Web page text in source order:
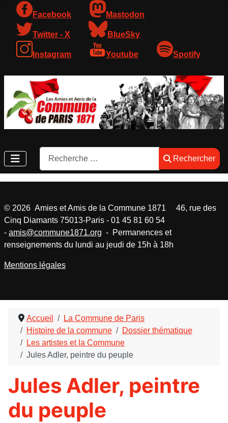
Facebook Mastodon
Twitter - X BlueSky
Instagram Youtube Spotify
Rechercher
Rechercher
Accueil
La Commune de Paris
Histoire de la commune
Dossier thématique
Les artistes et la Commune
Jules Adler, peintre du peuple
Jules Adler, peintre
du peuple
© 2026 Amies et Amis de la Commune 1871 46, rue des
Cinq Diamants 75013-Paris - 01 45 81 60 54
- amis@commune1871.org - Permanences et
renseignements du lundi au jeudi de 15h à 18h
Mentions légales